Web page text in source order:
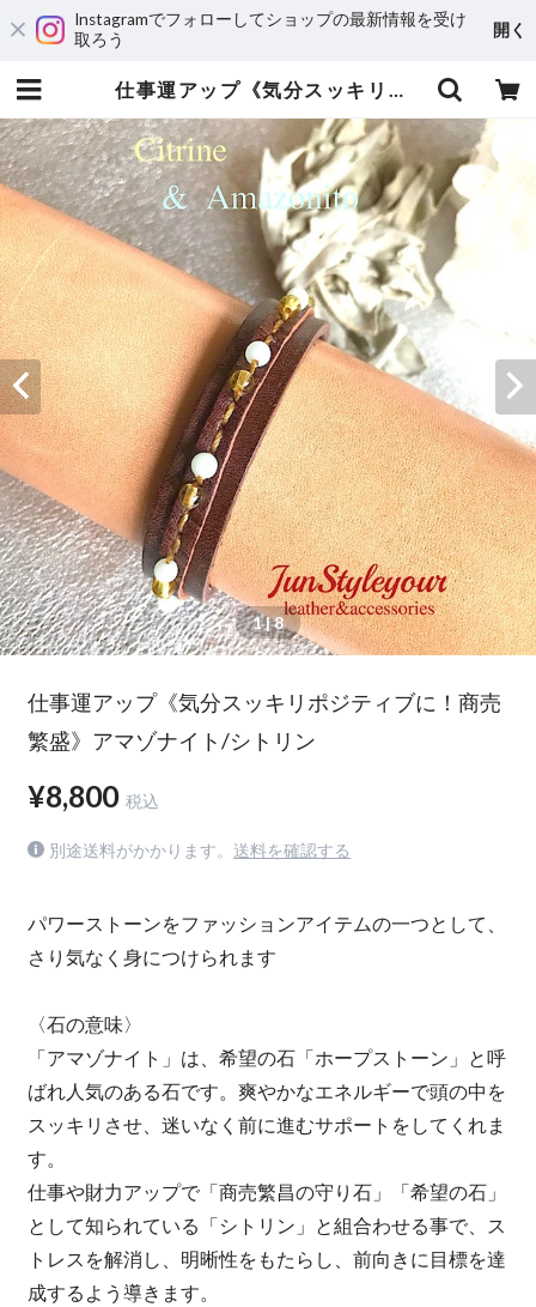
Instagramでフォローしてショップの最新情報を受け
取ろう
開く
仕事運アップ《気分スッキリポジティブに！商売繁盛》アマゾナイト/シトリン | 運気アップ・風水オーダーメイドのレザーブレスレット専門店JunStyle
1| 8
仕事運アップ《気分スッキリポジティブに！商売
繁盛》アマゾナイト/シトリン
¥8,800 税込
別途送料がかかります。 送料を確認する
パワーストーンをファッションアイテムの一つとして、
さり気なく身につけられます
〈石の意味〉
「アマゾナイト」は、希望の石「ホープストーン」と呼
ばれ人気のある石です。爽やかなエネルギーで頭の中を
スッキリさせ、迷いなく前に進むサポートをしてくれま
す。
仕事や財力アップで「商売繁昌の守り石」「希望の石」
として知られている「シトリン」と組合わせる事で、ス
トレスを解消し、明晰性をもたらし、前向きに目標を達
成するよう導きます。